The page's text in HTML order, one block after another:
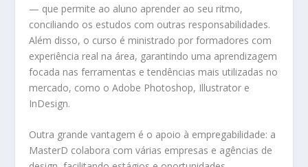
— que permite ao aluno aprender ao seu ritmo,
conciliando os estudos com outras responsabilidades.
Além disso, o curso é ministrado por formadores com
experiência real na área, garantindo uma aprendizagem
focada nas ferramentas e tendências mais utilizadas no
mercado, como o Adobe Photoshop, Illustrator e
InDesign.
Outra grande vantagem é o apoio à empregabilidade: a
MasterD colabora com várias empresas e agências de